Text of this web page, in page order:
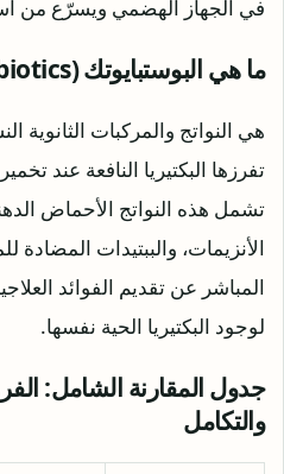
في الجهاز الهضمي ويسرّع من
ما هي البوستبايوتك (Postbiotics)
هي النواتج والمركبات الثانوية
تفرزها البكتيريا النافعة عند
تشمل هذه النواتج الأحماض
الأنزيمات، والببتيدات المضادة
المباشر عن تقديم الفوائد
لوجود البكتيريا الحية نفسها.
جدول المقارنة الشامل:
والتكامل